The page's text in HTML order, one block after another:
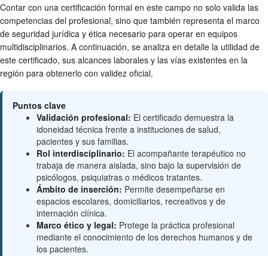
Contar con una certificación formal en este campo no solo valida las
competencias del profesional, sino que también representa el marco
de seguridad jurídica y ética necesario para operar en equipos
multidisciplinarios. A continuación, se analiza en detalle la utilidad de
este certificado, sus alcances laborales y las vías existentes en la
región para obtenerlo con validez oficial.
Puntos clave
Validación profesional: El certificado demuestra la
idoneidad técnica frente a instituciones de salud,
pacientes y sus familias.
Rol interdisciplinario: El acompañante terapéutico no
trabaja de manera aislada, sino bajo la supervisión de
psicólogos, psiquiatras o médicos tratantes.
Ámbito de inserción: Permite desempeñarse en
espacios escolares, domiciliarios, recreativos y de
internación clínica.
Marco ético y legal: Protege la práctica profesional
mediante el conocimiento de los derechos humanos y de
los pacientes.